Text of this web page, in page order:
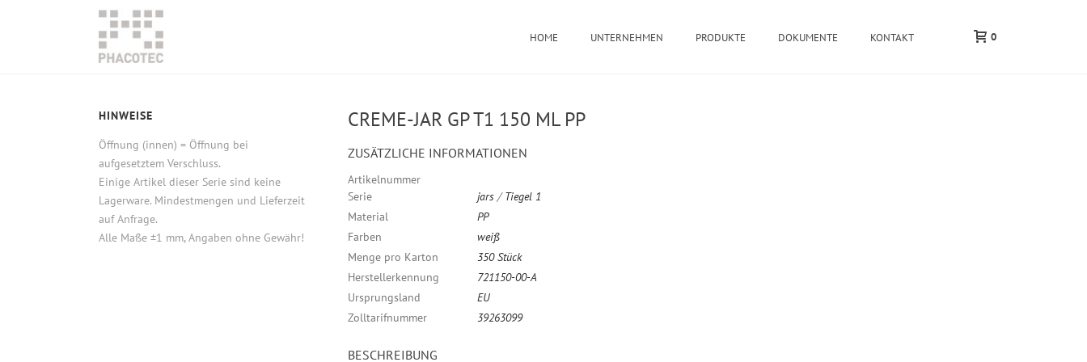
HOME UNTERNEHMEN PRODUKTE DOKUMENTE KONTAKT 0
CREME-JAR GP T1 150 ML PP
ZUSÄTZLICHE INFORMATIONEN
Artikelnummer
Serie
jars/Tiegel 1
Material
PP
Farben
weiß
Menge pro Karton
350 Stück
Herstellerkennung
721150-00-A
Ursprungsland
EU
Zolltarifnummer
39263099
BESCHREIBUNG
HINWEISE
Öffnung (innen) = Öffnung bei
aufgesetztem Verschluss.
Einige Artikel dieser Serie sind keine
Lagerware. Mindestmengen und Lieferzeit
auf Anfrage.
Alle Maße ±1 mm, Angaben ohne Gewähr!